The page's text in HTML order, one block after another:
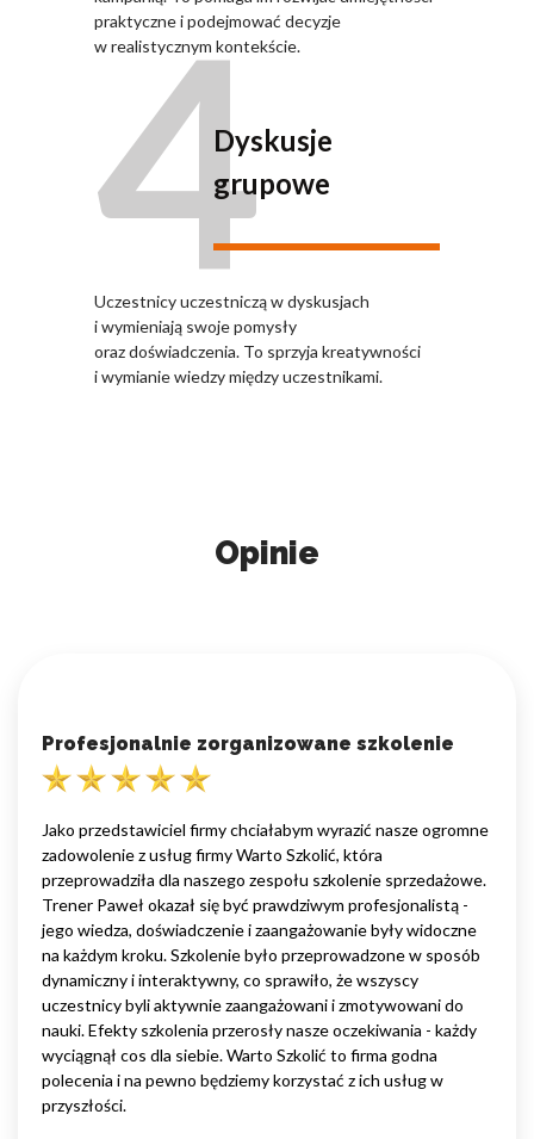
praktyczne i podejmować decyzje
w realistycznym kontekście.
4Dyskusje
grupowe
Uczestnicy uczestniczą w dyskusjach
i wymieniają swoje pomysły
oraz doświadczenia. To sprzyja kreatywności
i wymianie wiedzy między uczestnikami.
Opinie
Profesjonalnie zorganizowane szkolenie
Jako przedstawiciel firmy chciałabym wyrazić nasze ogromne
zadowolenie z usług firmy Warto Szkolić, która
przeprowadziła dla naszego zespołu szkolenie sprzedażowe.
Trener Paweł okazał się być prawdziwym profesjonalistą -
jego wiedza, doświadczenie i zaangażowanie były widoczne
na każdym kroku. Szkolenie było przeprowadzone w sposób
dynamiczny i interaktywny, co sprawiło, że wszyscy
uczestnicy byli aktywnie zaangażowani i zmotywowani do
nauki. Efekty szkolenia przerosły nasze oczekiwania - każdy
wyciągnął cos dla siebie. Warto Szkolić to firma godna
polecenia i na pewno będziemy korzystać z ich usług w
przyszłości.